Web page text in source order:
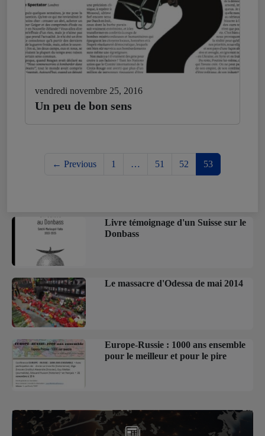
vendredi novembre 25, 2016
Un peu de bon sens
← Previous 1 … 51 52 53
Livre témoignage d'un Suisse sur le
Donbass
Le massacre d'Odessa de mai 2014
Europe-Russie : 1000 ans ensemble
pour le meilleur et pour le pire